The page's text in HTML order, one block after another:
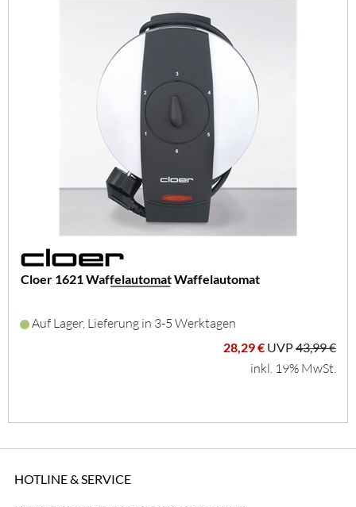
Cloer 1621 Waffelautomat Waffelautomat
Auf Lager, Lieferung in 3-5 Werktagen
28,29 € UVP43,99 €
inkl. 19% MwSt.
HOTLINE & SERVICE